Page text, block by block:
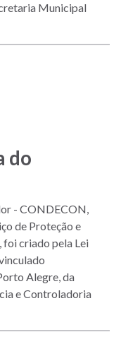
Municipal
do
- CONDECON,
de Proteção e
foi criado pela Lei
Alegre, da
e Controladoria